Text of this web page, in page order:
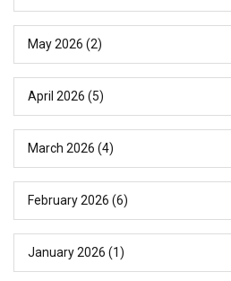
May 2026 (2)
April 2026 (5)
March 2026 (4)
February 2026 (6)
January 2026 (1)